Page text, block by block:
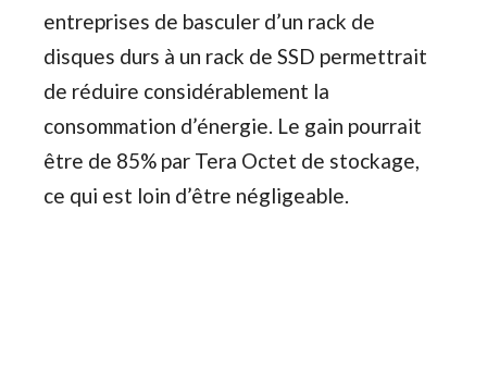
entreprises de basculer d’un rack de
disques durs à un rack de SSD permettrait
de réduire considérablement la
consommation d’énergie. Le gain pourrait
être de 85% par Tera Octet de stockage,
ce qui est loin d’être négligeable.